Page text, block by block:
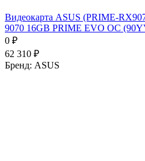
Видеокарта ASUS (PRIME-
9070 16GB PRIME EVO OC
0 ₽
62 310 ₽
Бренд: ASUS